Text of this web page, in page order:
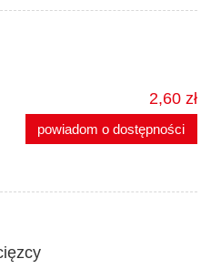
2,60 zł
powiadom o dostępności